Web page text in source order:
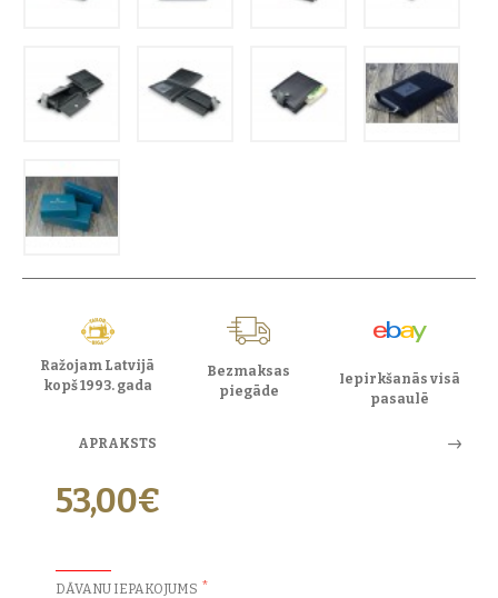
Ražojam Latvijā
kopš 1993. gada
Bezmaksas
piegāde
Iepirkšanās visā
pasaulē
APRAKSTS
53,00€
DĀVANU IEPAKOJUMS